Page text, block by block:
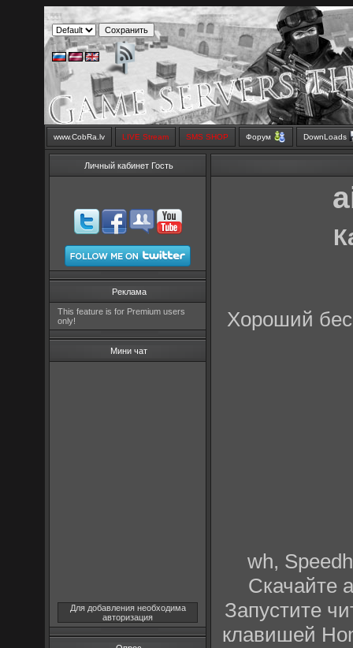
www.CobRa.lv LIVE Stream SMS SHOP Форум DownLoads
Личный кабинет Гость
Реклама
This feature is for Premium users
only!
Мини чат
Для добавления необходима
авторизация
Хороший
wh,
Скачайте
Запустите
клавишей